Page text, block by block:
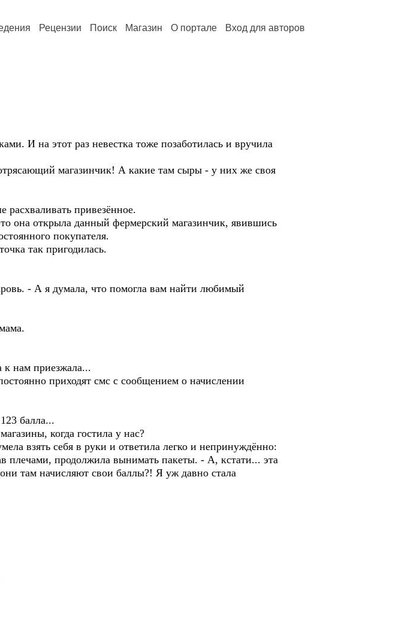
Рецензии Поиск Магазин О портале Вход для авторов
И на этот раз невестка тоже позаботилась и вручила
магазинчик! А какие там сыры - у них же своя
привезённое.
открыла данный фермерский магазинчик, явившись
покупателя.
так пригодилась.
- А я думала, что помогла вам найти любимый
нам приезжала...
приходят смс с сообщением о начислении
балла...
когда гостила у нас?
взять себя в руки и ответила легко и непринуждённо:
продолжила вынимать пакеты. - А, кстати... эта
там начисляют свои баллы?! Я уж давно стала